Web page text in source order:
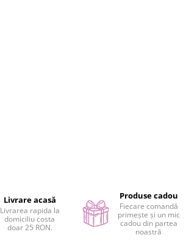
Livrare acasă
Livrarea rapida la
domiciliu costa
doar 25 RON.
Produse cadou
Fiecare comandă
primește și un mic
cadou din partea
noastră